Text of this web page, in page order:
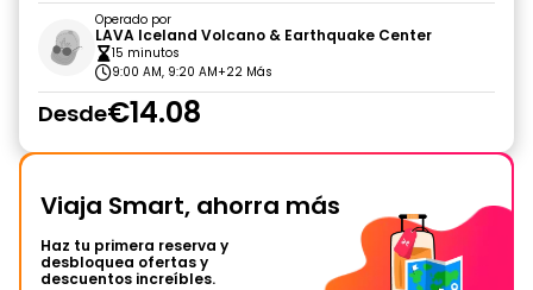
Operado por
LAVA Iceland Volcano & Earthquake Center
15 minutos
9:00 AM, 9:20 AM+22 Más
Desde€14.08
Viaja Smart, ahorra más
Haz tu primera reserva y
desbloquea ofertas y
descuentos increíbles.